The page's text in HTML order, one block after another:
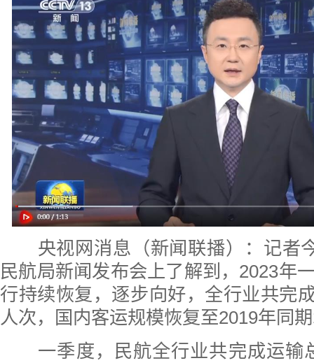
央视网消息（新闻联播）：记者
民航局新闻发布会上了解到，2023年
行持续恢复，逐步向好，全行业共完
人次，国内客运规模恢复至2019年同
一季度，民航全行业共完成运输